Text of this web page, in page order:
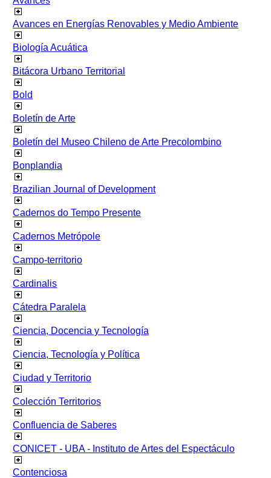
Avances en Energías Renovables y Medio Ambiente
Biología Acuática
Bitácora Urbano Territorial
Bold
Boletín de Arte
Boletín del Museo Chileno de Arte Precolombino
Bonplandia
Brazilian Journal of Development
Cadernos do Tempo Presente
Cadernos Metrópole
Campo-territorio
Cardinalis
Cátedra Paralela
Ciencia, Docencia y Tecnología
Ciencia, Tecnología y Política
Ciudad y Territorio
Colección Territorios
Confluencia de Saberes
CONICET - UBA - Instituto de Artes del Espectáculo
Contenciosa